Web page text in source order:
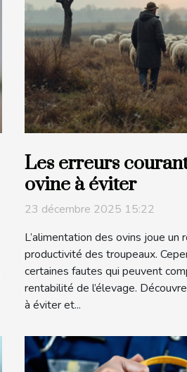
Les erreurs
ovine à éviter
23 décembre 2025 15:22
L’alimentation des ovins joue
productivité des troupeaux.
certaines fautes qui peuvent
rentabilité de l’élevage.
à éviter et...